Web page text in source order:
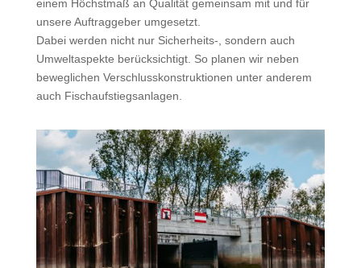
einem Höchstmaß an Qualität gemeinsam mit und für
unsere Auftraggeber umgesetzt.
Dabei werden nicht nur Sicherheits-, sondern auch
Umweltaspekte berücksichtigt. So planen wir neben
beweglichen Verschlusskonstruktionen unter anderem
auch Fischaufstiegsanlagen.